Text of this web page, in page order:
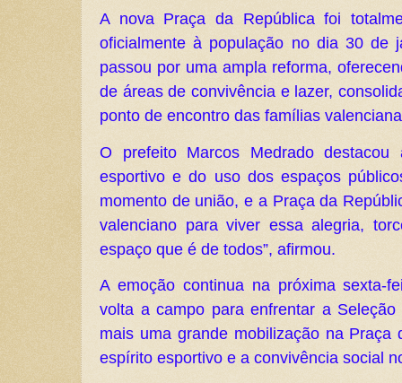
A nova Praça da República foi
oficialmente à população no dia 30 de
passou por uma ampla reforma,
de áreas de convivência e lazer,
ponto de encontro das famílias
O prefeito Marcos Medrado destacou
esportivo e do uso dos espaços
momento de união, e a Praça da
valenciano para viver essa alegria,
espaço que é de todos”, afirmou.
A emoção continua na próxima sexta-
volta a campo para enfrentar a
mais uma grande mobilização na Praça
espírito esportivo e a convivência social